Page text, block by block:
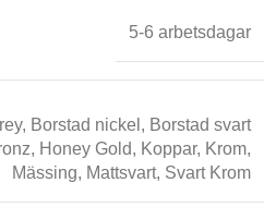
5-6 arbetsdagar
, Borstad nickel , Borstad svart
, Honey Gold, Koppar, Krom,
Mässing, Mattsvart, Svart Krom